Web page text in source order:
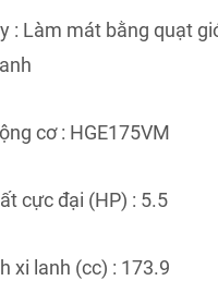
: Làm mát bằng quạt
cơ : HGE175VM
cực đại (HP) : 5.5
xi lanh (cc) : 173.9